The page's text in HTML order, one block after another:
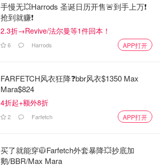
手慢无💥Harrods 圣诞日历开售🚨到手上万❗️
抢到就赚❗️
2.3折→Revive/法尔曼等1件回本！
6 Harrods APP打开
FARFETCH风衣狂降❓bbr风衣$1350 Max
Mara$824
4折起+额外8折
2 Farfetch APP打开
买了就能穿🧥Farfetch外套暴降💥抄底加
鹅/BBR/Max Mara